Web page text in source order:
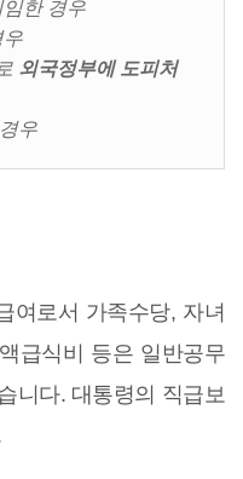
한 경우
우
외국정부에 도피처
우
여로서 가족수당, 자녀
급식비 등은 일반공무
니다. 대통령의 직급보